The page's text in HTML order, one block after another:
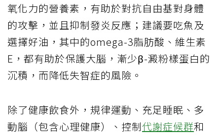
氧化力的營養素，有助於對抗自由基對身體
的攻擊，並且抑制發炎反應；建議要吃魚及
選擇好油，其中的omega-3脂肪酸、維生素
E，都有助於保護大腦，漸少β-澱粉樣蛋白的
沉積，而降低失智症的風險。
除了健康飲食外，規律運動、充足睡眠、多
動腦（包含心理健康）、控制代謝症候群和